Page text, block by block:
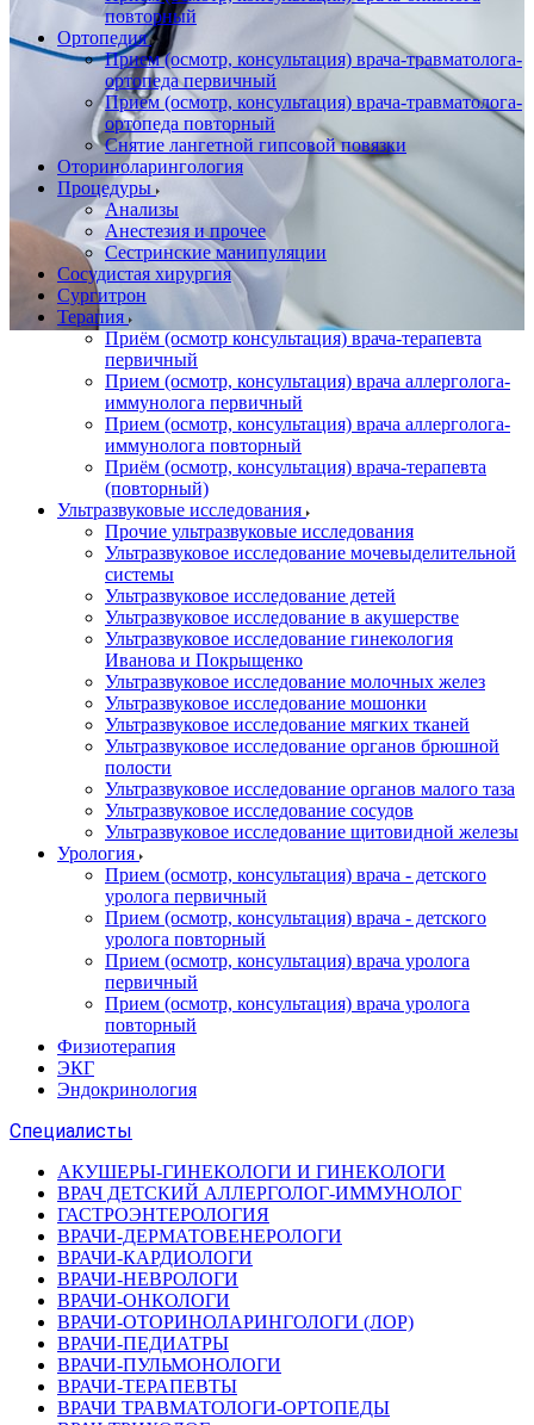
повторный
Ортопедия
Прием (осмотр, консультация) врача-травматолога-
ортопеда первичный
Прием (осмотр, консультация) врача-травматолога-
ортопеда повторный
Снятие лангетной гипсовой повязки
Оториноларингология
Процедуры
Анализы
Анестезия и прочее
Сестринские манипуляции
Сосудистая хирургия
Сургитрон
Терапия
Приём (осмотр консультация) врача-терапевта
первичный
Прием (осмотр, консультация) врача аллерголога-
иммунолога первичный
Прием (осмотр, консультация) врача аллерголога-
иммунолога повторный
Приём (осмотр, консультация) врача-терапевта
(повторный)
Ультразвуковые исследования
Прочие ультразвуковые исследования
Ультразвуковое исследование мочевыделительной
системы
Ультразвуковое исследование детей
Ультразвуковое исследование в акушерстве
Ультразвуковое исследование гинекология
Иванова и Покрыщенко
Ультразвуковое исследование молочных желез
Ультразвуковое исследование мошонки
Ультразвуковое исследование мягких тканей
Ультразвуковое исследование органов брюшной
полости
Ультразвуковое исследование органов малого таза
Ультразвуковое исследование сосудов
Ультразвуковое исследование щитовидной железы
Урология
Прием (осмотр, консультация) врача - детского
уролога первичный
Прием (осмотр, консультация) врача - детского
уролога повторный
Прием (осмотр, консультация) врача уролога
первичный
Прием (осмотр, консультация) врача уролога
повторный
Физиотерапия
ЭКГ
Эндокринология
Специалисты
АКУШЕРЫ-ГИНЕКОЛОГИ И ГИНЕКОЛОГИ
ВРАЧ ДЕТСКИЙ АЛЛЕРГОЛОГ-ИММУНОЛОГ
ГАСТРОЭНТЕРОЛОГИЯ
ВРАЧИ-ДЕРМАТОВЕНЕРОЛОГИ
ВРАЧИ-КАРДИОЛОГИ
ВРАЧИ-НЕВРОЛОГИ
ВРАЧИ-ОНКОЛОГИ
ВРАЧИ-ОТОРИНОЛАРИНГОЛОГИ (ЛОР)
ВРАЧИ-ПЕДИАТРЫ
ВРАЧИ-ПУЛЬМОНОЛОГИ
ВРАЧИ-ТЕРАПЕВТЫ
ВРАЧИ ТРАВМАТОЛОГИ-ОРТОПЕДЫ